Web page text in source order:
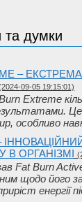
та думки
–
09-05 19:15:01)
Extreme
особливо
–
ОРГАНІЗМІ
Fat Burn
щодо його
енергії